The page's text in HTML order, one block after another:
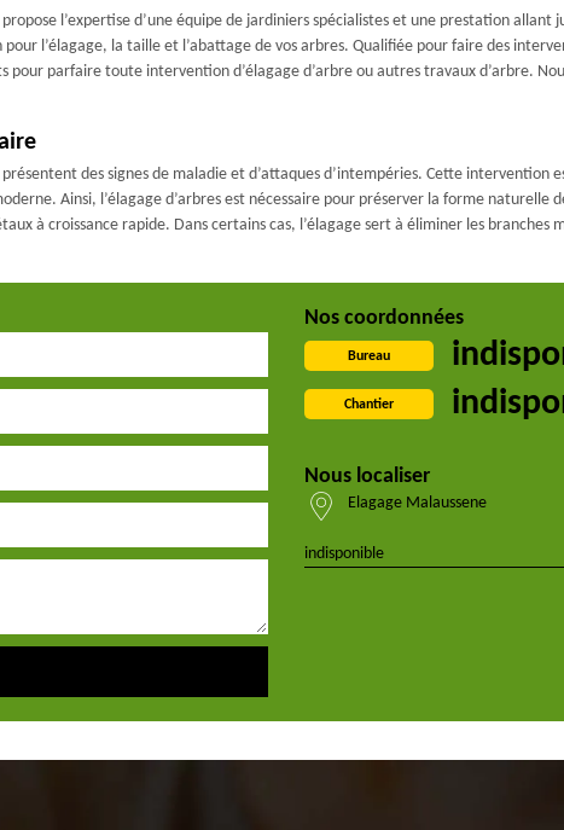
l’expertise d’une équipe de jardiniers spécialistes et une prestation allant
l’élagage, la taille et l’abattage de vos arbres. Qualifiée pour faire des
pour parfaire toute intervention d’élagage d’arbre ou autres travaux d’arbre.
des signes de maladie et d’attaques d’intempéries. Cette
Ainsi, l’élagage d’arbres est nécessaire pour préserver la forme naturelle
à croissance rapide. Dans certains cas, l’élagage sert à éliminer les branches
Nos coordonnées
Bureau
Chantier
Nous localiser
Elagage Malaussene
indisponible